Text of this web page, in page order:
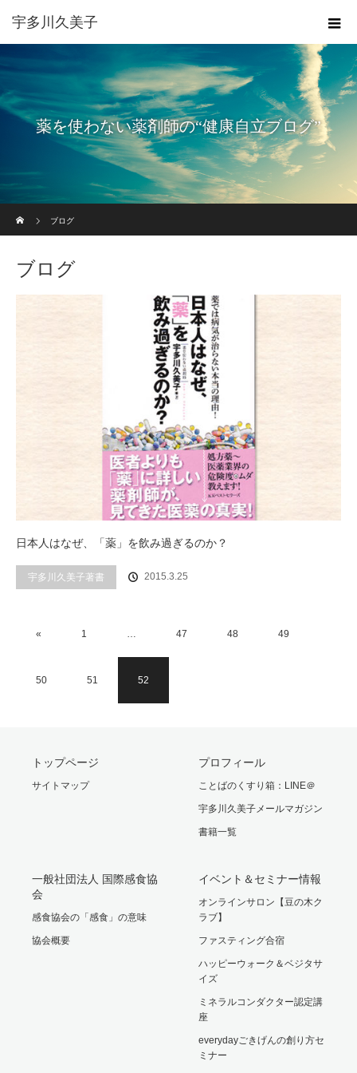
宇多川久美子
薬を使わない薬剤師の“健康自立ブログ”
ブログ
ブログ
日本人はなぜ、「薬」を飲み過ぎるのか？
宇多川久美子著書 2015.3.25
« 1 … 47 48 49
50 51 52
トップページ
サイトマップ
プロフィール
ことばのくすり箱：LINE＠
宇多川久美子メールマガジン
書籍一覧
一般社団法人 国際感食協
会
感食協会の「感食」の意味
協会概要
イベント＆セミナー情報
オンラインサロン【豆の木ク
ラブ】
ファスティング合宿
ハッピーウォーク＆ベジタサ
イズ
ミネラルコンダクター認定講
座
everydayごきげんの創り方セ
ミナー